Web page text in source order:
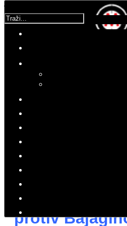
Traži...
Molimo ocijenite
Srijeda, 17 Rujan 2025 18:08
PRESS
Prosvjed
braniteljskih
protiv